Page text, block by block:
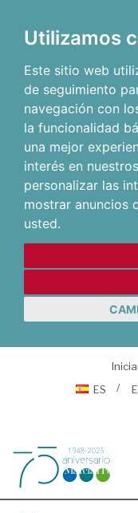
Utilizamos
Este sitio web
de seguimiento
navegación con
la funcionalidad
una mejor
interés en
personalizar las
mostrar anuncios
usted.
ES